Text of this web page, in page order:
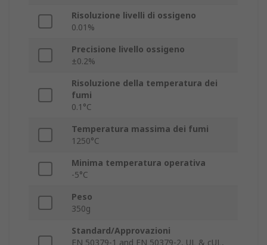
Risoluzione livelli di ossigeno
0.01%
Precisione livello ossigeno
±0.2%
Risoluzione della temperatura dei
fumi
0.1°C
Temperatura massima dei fumi
1250°C
Minima temperatura operativa
-5°C
Peso
350g
Standard/Approvazioni
EN 50379-1 and EN 50379-2, UL & cUL,